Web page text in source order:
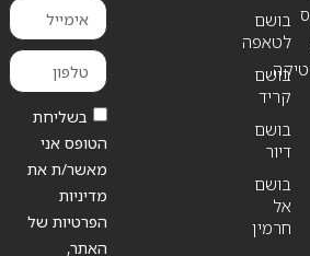
בושם
לטאפה
בושם
קריד
בושם
דיור
בושם
אל
חרמין
בשליחת
הטופס אני
מאשר/ת את
מדיניות
הפרטיות של
האתר,